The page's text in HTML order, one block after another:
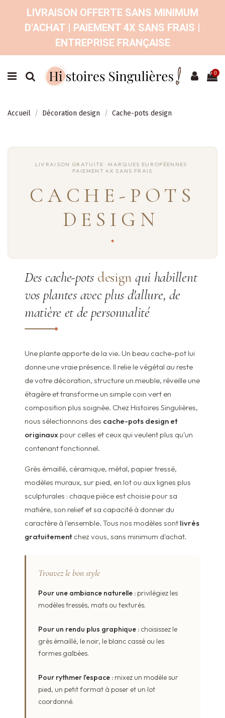
LIVRAISON OFFERTE SANS MINIMUM
D'ACHAT | PAIEMENT 4X SANS FRAIS |
ENTREPRISE FRANÇAISE
0
Accueil Décoration design Cache-pots design
CACHE-POTS
DESIGN
Des cache-pots design qui habillent
vos plantes avec plus d'allure, de
matière et de personnalité
Une plante apporte de la vie. Un beau cache-pot lui
donne une vraie présence. Il relie le végétal au reste
de votre décoration, structure un meuble, réveille une
étagère et transforme un simple coin vert en
composition plus soignée. Chez Histoires Singulières,
nous sélectionnons des cache-pots design et
originaux pour celles et ceux qui veulent plus qu'un
contenant fonctionnel.
Grès émaillé, céramique, métal, papier tressé,
modèles muraux, sur pied, en lot ou aux lignes plus
sculpturales : chaque pièce est choisie pour sa
matière, son relief et sa capacité à donner du
caractère à l'ensemble. Tous nos modèles sont livrés
gratuitement chez vous, sans minimum d'achat.
Trouvez le bon style
Pour une ambiance naturelle :privilégiez les
modèles tressés, mats ou texturés.
Pour un rendu plus graphique : choisissez le
grès émaillé, le noir, le blanc cassé ou les
formes galbées.
Pour rythmer l'espace : mixez un modèle sur
pied, un petit format à poser et un lot
coordonné.